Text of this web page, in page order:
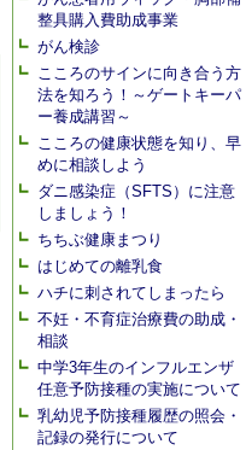
整具購入費助成事業
がん検診
こころのサインに向き合う方
法を知ろう！～ゲートキーパ
ー養成講習～
こころの健康状態を知り、早
めに相談しよう
ダニ感染症（SFTS）に注意
しましょう！
ちちぶ健康まつり
はじめての離乳食
ハチに刺されてしまったら
不妊・不育症治療費の助成・
相談
中学3年生のインフルエンザ
任意予防接種の実施について
乳幼児予防接種履歴の照会・
記録の発行について